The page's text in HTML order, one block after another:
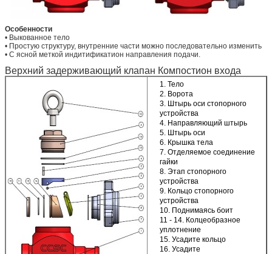
Особенности
• Выкованное тело
• Простую структуру, внутренние части можно последовательно изменить
• С ясной меткой индитификатион направления подачи.
Верхний задерживающий клапан Компостион входа
1. Тело
2. Ворота
3. Штырь оси стопорного
устройства
4. Направляющий штырь
5. Штырь оси
6. Крышка тела
7. Отделяемое соединение
гайки
8. Этап стопорного
устройства
9. Кольцо стопорного
устройства
10. Поднимаясь боит
11 - 14. Колцеобразное
уплотнение
15. Усадите кольцо
16. Усадите